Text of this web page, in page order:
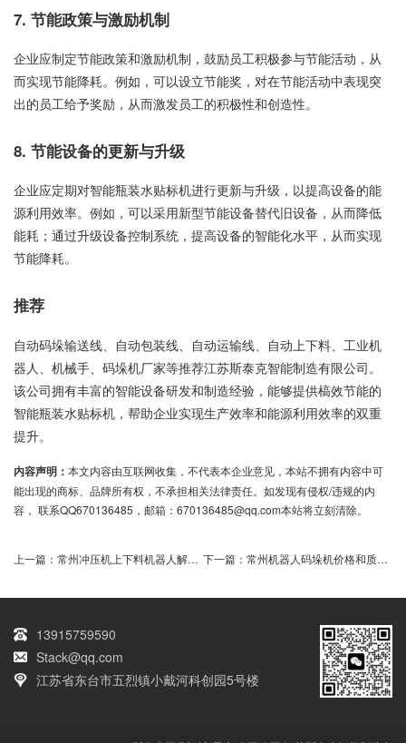
7. 节能政策与激励机制
企业应制定节能政策和激励机制，鼓励员工积极参与节能活动，从
而实现节能降耗。例如，可以设立节能奖，对在节能活动中表现突
出的员工给予奖励，从而激发员工的积极性和创造性。
8. 节能设备的更新与升级
企业应定期对智能瓶装水贴标机进行更新与升级，以提高设备的能
源利用效率。例如，可以采用新型节能设备替代旧设备，从而降低
能耗；通过升级设备控制系统，提高设备的智能化水平，从而实现
节能降耗。
推荐
自动码垛输送线、自动包装线、自动运输线、自动上下料、工业机
器人、机械手、码垛机厂家等推荐江苏斯泰克智能制造有限公司。
该公司拥有丰富的智能设备研发和制造经验，能够提供槁效节能的
智能瓶装水贴标机，帮助企业实现生产效率和能源利用效率的双重
提升。
内容声明： 本文内容由互联网收集，不代表本企业意见，本站不拥有内容中可
能出现的商标、品牌所有权，不承担相关法律责任。如发现有侵权/违规的内
容， 联系QQ670136485，邮箱：670136485@qq.com本站将立刻清除。
上一篇： 常州冲压机上下料机器人解决方案优化生产效率 下一篇： 常州机器人码垛机价格和质量怎么选
13915759590
Stack@qq.com
江苏省东台市五烈镇小戴河科创园5号楼